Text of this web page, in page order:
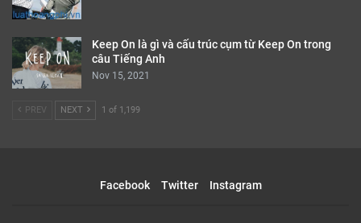
Keep On là gì và cấu trúc cụm từ Keep On trong
câu Tiếng Anh
Nov 15, 2021
PREV NEXT 1 of 1,199
Facebook Twitter Instagram